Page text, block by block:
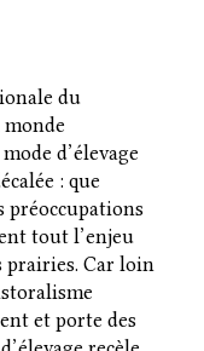
du
monde
d’élevage
: que
préoccupations
tout l’enjeu
prairies. Car loin
et porte des